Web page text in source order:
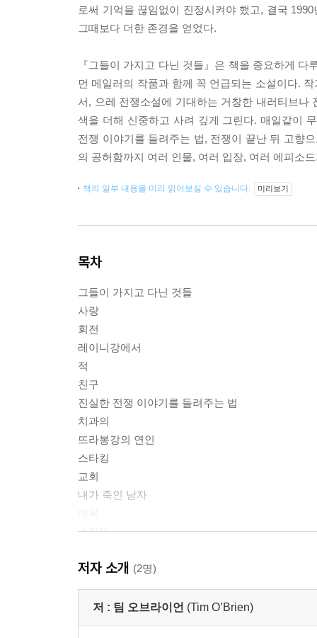
로써 기억을 끊임없이 진정시켜야 했고, 결국
그때보다 더한 존경을 얻었다.
『그들이 가지고 다닌 것들』은 책을 중요하게
먼 메일러의 작품과 함께 꼭 언급되는 소설이다.
서, 으레 전쟁소설에 기대하는 거창한 내러티브
색을 더해 신중하고 사려 깊게 그린다. 매일같이
전쟁 이야기를 들려주는 법, 전쟁이 끝난 뒤 고향
의 공허함까지 여러 인물, 여러 입장, 여러 에피소
책의 일부 내용을 미리 읽어보실 수 있습니다. 미리보기
목차
그들이 가지고 다닌 것들
사랑
회전
레이니강에서
적
친구
진실한 전쟁 이야기를 들려주는 법
치과의
뜨라봉강의 연인
스타킹
교회
내가 죽인 남자
스타일
뒷이야기
들판에서
좋은 형식
저자 소개 (2명)
저 : 팀 오브라이언 (Tim O’Brien)